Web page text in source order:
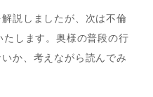
説しましたが、次は不倫
します。奥様の普段の行
か、考えながら読んでみ